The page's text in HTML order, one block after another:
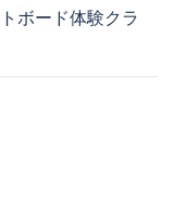
ボード体験クラ